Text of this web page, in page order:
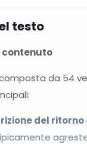
testo
da 54
del